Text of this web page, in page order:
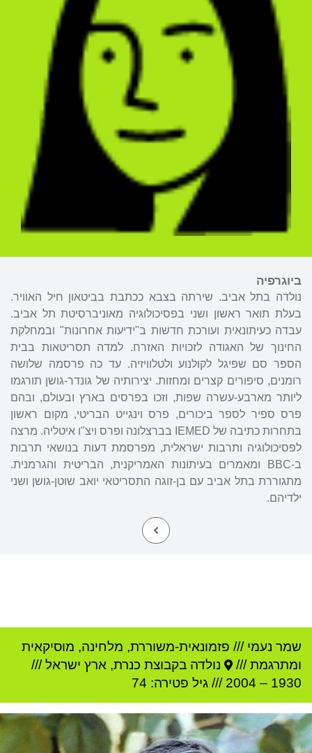
ביוגרפיה
נולדה בתל אביב. שירתה בצבא ככתבת בביטאון חיל האוויר.
בעלת תואר ראשון ושני בפסיכולוגיה מאוניברסיטת תל אביב.
עבדה כעיתונאית ועורכת חדשות ב"ידיעות אחרונות" ובמחלקת
החינוך של האגודה לזכויות האזרח. למדה תסריטאות בבית
הספר סם שפיגל לקולנוע ולטלוויזיה. עד כה פרסמה שלושה
רומנים, סיפורים קצרים ומחזות. יצירותיה של גונדר-גושן תורגמו
ליותר מארבע-עשרה שפות, וזכו בפרסים בארץ ובעולם, ובהם
פרס ספיר לספר ביכורים, פרס וינגייט הבריטי, מקום ראשון
בתחרות כתיבה של IEMED בברצלונה ופרס ויצ"ו איטליה. מרצה
לפסיכולוגיה ותרבות ישראלית, מפרסמת דעות בנושאי תרבות
ב-BBC ומאמרים בעיתונות האמריקנית, הבריטית והגרמנית.
מתגוררת בתל אביב עם בן-זוגה התסריטאי יואב שוטן-גושן ושני
ילדיהם.
שמר נעמי /// פזמונאית-משוררת, מלחינה, מוסיקאית
ומתרגמת ///
נולדה בקבוצת כנרת, ארץ ישראל///
1930
–
2004 /// גיל פטירה: 74